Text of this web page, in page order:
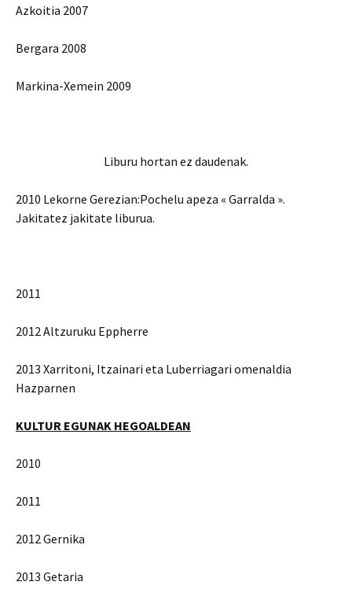
Azkoitia 2007
Bergara 2008
Markina-Xemein 2009
Liburu hortan ez daudenak.
2010 Lekorne Gerezian:Pochelu apeza « Garralda ».
Jakitatez jakitate liburua.
2011
2012 Altzuruku Eppherre
2013 Xarritoni, Itzainari eta Luberriagari omenaldia
Hazparnen
KULTUR EGUNAK HEGOALDEAN
2010
2011
2012 Gernika
2013 Getaria